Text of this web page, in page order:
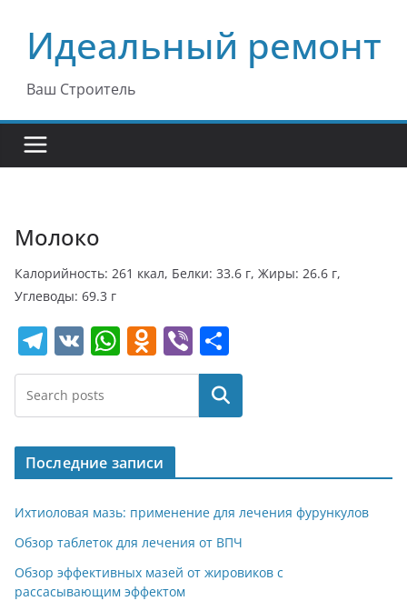
содержимому
Идеальный ремонт
Ваш Строитель
Молоко
Калорийность: 261 ккал, Белки: 33.6 г, Жиры: 26.6 г,
Углеводы: 69.3 г
T
el
e
gr
a
m
V
K
W
h
s
A
p
p
O
d
o
kl
a
ss
ni
ki
Vi
b
er
т
п
р
в
и
т
ь
Поиск
Последние записи
Ихтиоловая мазь: применение для лечения фурункулов
Обзор таблеток для лечения от ВПЧ
Обзор эффективных мазей от жировиков с
рассасывающим эффектом